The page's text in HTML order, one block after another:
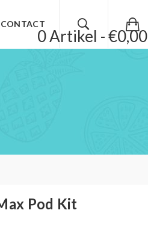
0 Artikel - €0,00
CONTACT
Pod Kit